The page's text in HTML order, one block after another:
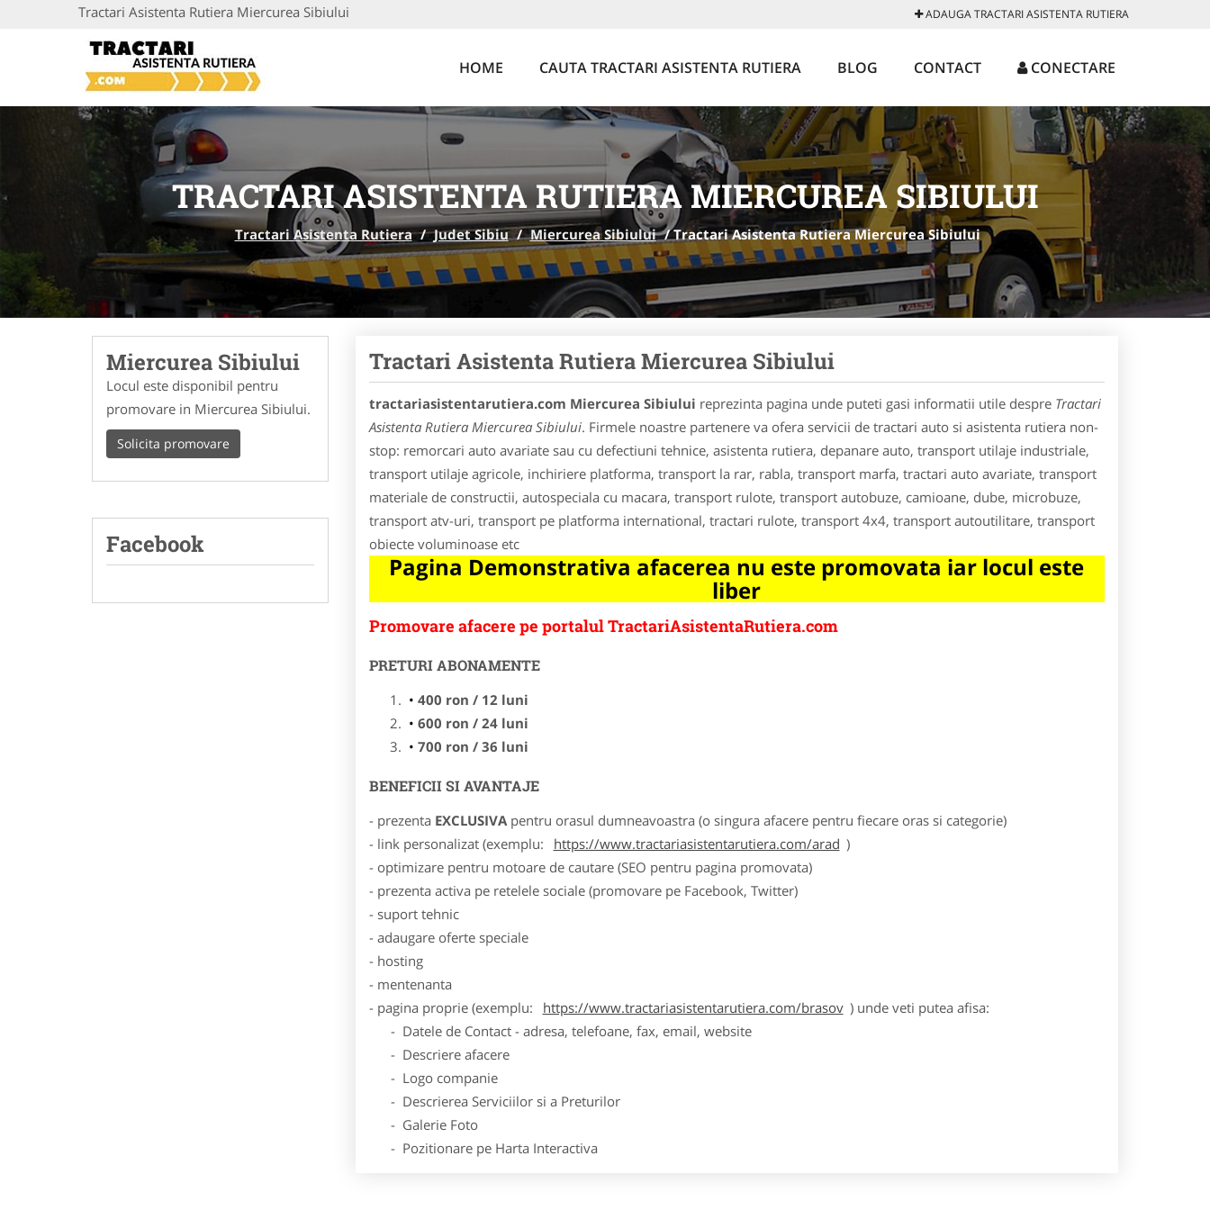
Tractari Asistenta Rutiera Miercurea Sibiului ADAUGA TRACTARI ASISTENTA RUTIERA
HOME CAUTA TRACTARI ASISTENTA RUTIERA BLOG CONTACT CONECTARE
TRACTARI ASISTENTA RUTIERA MIERCUREA SIBIULUI
Tractari Asistenta Rutiera / Judet Sibiu / Miercurea Sibiului /Tractari Asistenta Rutiera Miercurea Sibiului
Miercurea Sibiului
Locul este disponibil pentru
promovare in Miercurea Sibiului.
Solicita promovare
Facebook
Tractari Asistenta Rutiera Miercurea Sibiului
tractariasistentarutiera.com Miercurea Sibiului reprezinta pagina unde puteti gasi informatii utile despre Tractari
Asistenta Rutiera Miercurea Sibiului. Firmele noastre partenere va ofera servicii de tractari auto si asistenta rutiera non-
stop: remorcari auto avariate sau cu defectiuni tehnice, asistenta rutiera, depanare auto, transport utilaje industriale,
transport utilaje agricole, inchiriere platforma, transport la rar, rabla, transport marfa, tractari auto avariate, transport
materiale de constructii, autospeciala cu macara, transport rulote, transport autobuze, camioane, dube, microbuze,
transport atv-uri, transport pe platforma international, tractari rulote, transport 4x4, transport autoutilitare, transport
obiecte voluminoase etc
Pagina Demonstrativa afacerea nu este promovata iar locul este
liber
Promovare afacere pe portalul TractariAsistentaRutiera.com
PRETURI ABONAMENTE
400 ron / 12 luni
600 ron / 24 luni
700 ron / 36 luni
BENEFICII SI AVANTAJE
- prezenta EXCLUSIVApentru orasul dumneavoastra (o singura afacere pentru fiecare oras si categorie)
- link personalizat (exemplu:
https://www.tractariasistentarutiera.com/arad )
- optimizare pentru motoare de cautare (SEO pentru pagina promovata)
- prezenta activa pe retelele sociale (promovare pe Facebook, Twitter)
- suport tehnic
- adaugare oferte speciale
- hosting
- mentenanta
- pagina proprie (exemplu:
https://www.tractariasistentarutiera.com/brasov ) unde veti putea afisa:
- Datele de Contact - adresa, telefoane, fax, email, website
- Descriere afacere
- Logo companie
- Descrierea Serviciilor si a Preturilor
- Galerie Foto
- Pozitionare pe Harta Interactiva